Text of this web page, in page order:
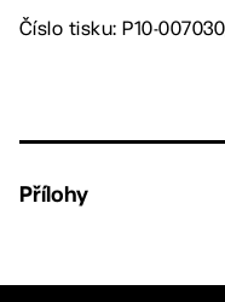
Číslo tisku: P10-
Přílohy